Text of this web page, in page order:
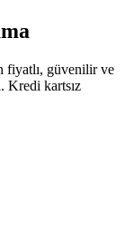
fiyatlı, güvenilir ve
Kredi kartsız